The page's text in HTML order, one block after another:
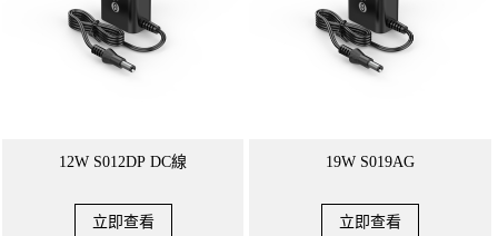
12W S012DP DC線
立即查看
19W S019AG
立即查看